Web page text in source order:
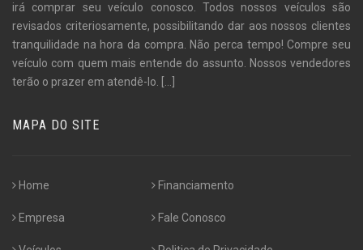
irá comprar seu veículo conosco. Todos nossos veículos são
revisados criteriosamente, possibilitando dar aos nossos clientes
tranquilidade na hora da compra. Não perca tempo! Compre seu
veículo com quem mais entende do assunto. Nossos vendedores
terão o prazer em atendê-lo.
MAPA DO SITE
Home
Empresa
Financiamento
Fale Conosco